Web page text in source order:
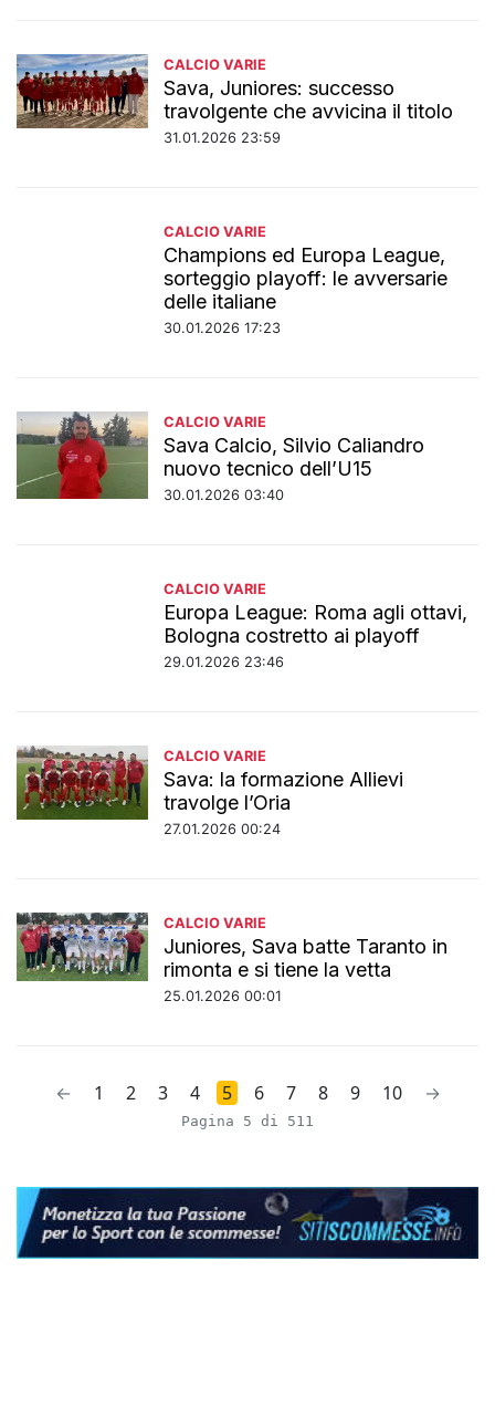
CALCIO VARIE
Sava, Juniores: successo
travolgente che avvicina il titolo
31.01.2026 23:59
CALCIO VARIE
Champions ed Europa League,
sorteggio playoff: le avversarie
delle italiane
30.01.2026 17:23
CALCIO VARIE
Sava Calcio, Silvio Caliandro
nuovo tecnico dell’U15
30.01.2026 03:40
CALCIO VARIE
Europa League: Roma agli ottavi,
Bologna costretto ai playoff
29.01.2026 23:46
CALCIO VARIE
Sava: la formazione Allievi
travolge l’Oria
27.01.2026 00:24
CALCIO VARIE
Juniores, Sava batte Taranto in
rimonta e si tiene la vetta
25.01.2026 00:01
← 1 2 3 4 5 6 7 8 9 10 →
Pagina 5 di 511